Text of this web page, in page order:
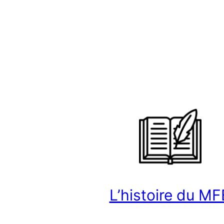
L’histoire du